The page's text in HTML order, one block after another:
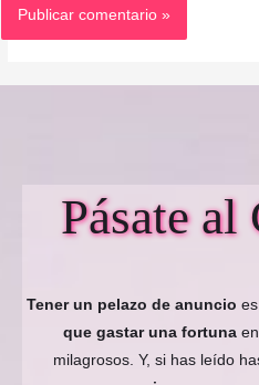
Pásate al
Tener un pelazo de anuncio
que gastar una fortunaen
milagrosos. Y, si has leído